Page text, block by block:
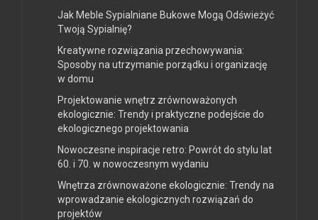
Jak Meble Sypialniane Bukowe Mogą Odświeżyć
Twoją Sypialnię?
Kreatywne rozwiązania przechowywania:
Sposoby na utrzymanie porządku i organizację
w domu
Projektowanie wnętrz zrównoważonych
ekologicznie: Trendy i praktyczne podejście do
ekologicznego projektowania
Nowoczesne inspiracje retro: Powrót do stylu lat
60. i 70. w nowoczesnym wydaniu
Wnętrza zrównoważone ekologicznie: Trendy na
wprowadzanie ekologicznych rozwiązań do
projektów